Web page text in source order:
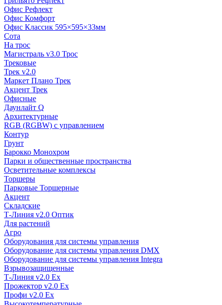
Офис Рефлект
Офис Комфорт
Офис Классик 595×595×33мм
Сота
На трос
Магистраль v3.0 Трос
Трековые
Трек v2.0
Маркет Плано Трек
Акцент Трек
Офисные
Даунлайт Q
Архитектурные
RGB (RGBW) с управлением
Контур
Грунт
Барокко Монохром
Парки и общественные пространства
Осветительные комплексы
Торшеры
Парковые Торшерные
Акцент
Складские
Т-Линия v2.0 Оптик
Для растений
Агро
Оборудования для системы управления
Оборудование для системы управления DMX
Оборудование для системы управления Integra
Взрывозащищенные
Т-Линия v2.0 Ex
Прожектор v2.0 Ex
Профи v2.0 Ex